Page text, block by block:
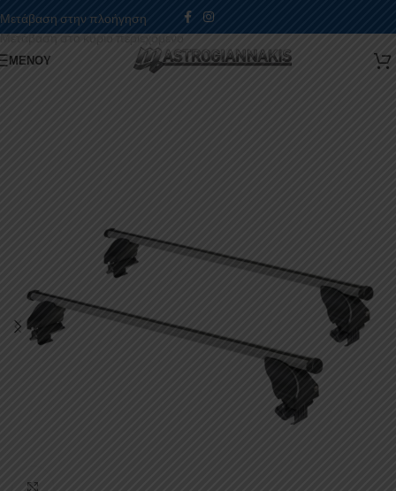
Μετάβαση στην πλοήγηση
Μετάβαση στο κύριο περιεχόμενο
ΜΕΝΟΎ